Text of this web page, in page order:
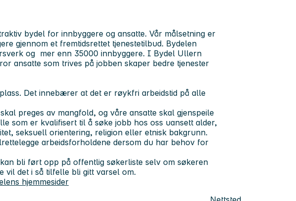
bydel for innbyggere og ansatte. Vår målsetning er
gjennom et fremtidsrettet tjenestetilbud. Bydelen
og mer enn 35000 innbyggere. I Bydel Ullern
ansatte som trives på jobben skaper bedre tjenester
Det innebærer at det er røykfri arbeidstid på alle
preges av mangfold, og våre ansatte skal gjenspeile
som er kvalifisert til å søke jobb hos oss uansett alder,
seksuell orientering, religion eller etnisk bakgrunn.
arbeidsforholdene dersom du har behov for
bli ført opp på offentlig søkerliste selv om søkeren
vil det i så tilfelle bli gitt varsel om.
hjemmesider